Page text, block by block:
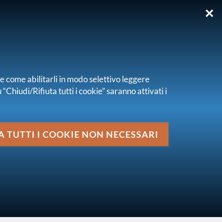
2 CAP
✕
come abilitarli in modo selettivo leggere
Rifiuta tutti i cookie” saranno attivati i
I COOKIE NON NECESSARI